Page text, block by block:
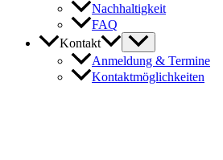
Nachhaltigkeit
FAQ
Kontakt
Anmeldung & Termine
Kontaktmöglichkeiten